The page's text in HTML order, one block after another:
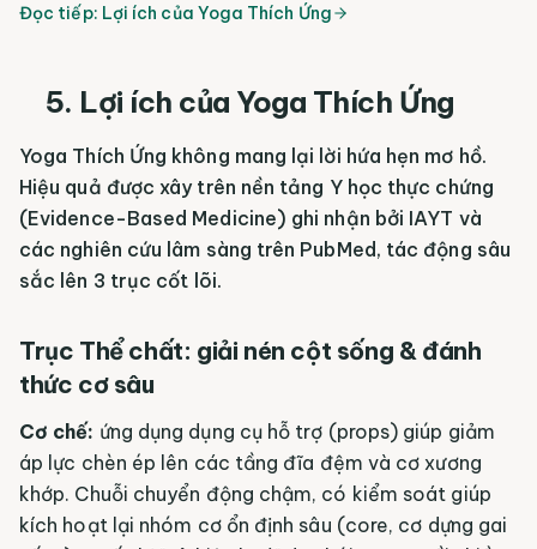
Đọc tiếp: Lợi ích của Yoga Thích Ứng
5. Lợi ích của Yoga Thích Ứng
Yoga Thích Ứng không mang lại lời hứa hẹn mơ hồ.
Hiệu quả được xây trên nền tảng Y học thực chứng
(Evidence-Based Medicine) ghi nhận bởi IAYT và
các nghiên cứu lâm sàng trên PubMed, tác động sâu
sắc lên 3 trục cốt lõi.
Trục Thể chất: giải nén cột sống & đánh
thức cơ sâu
Cơ chế: ứng dụng dụng cụ hỗ trợ (props) giúp giảm
áp lực chèn ép lên các tầng đĩa đệm và cơ xương
khớp. Chuỗi chuyển động chậm, có kiểm soát giúp
kích hoạt lại nhóm cơ ổn định sâu (core, cơ dựng gai